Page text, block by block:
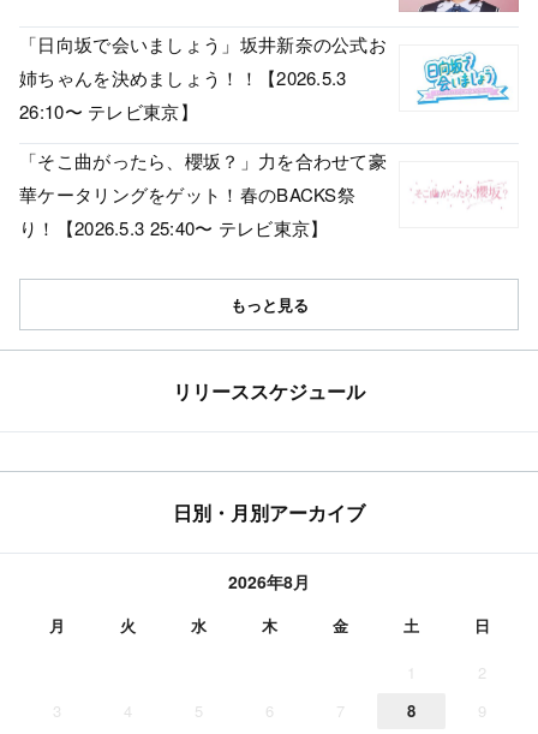
「日向坂で会いましょう」坂井新奈の公式お
姉ちゃんを決めましょう！！【2026.5.3
26:10〜 テレビ東京】
「そこ曲がったら、櫻坂？」力を合わせて豪
華ケータリングをゲット！春のBACKS祭
り！【2026.5.3 25:40〜 テレビ東京】
もっと見る
リリーススケジュール
日別・月別アーカイブ
2026年8月
月 火 水 木 金 土 日
1
2
3
4 5 6 7 8
9